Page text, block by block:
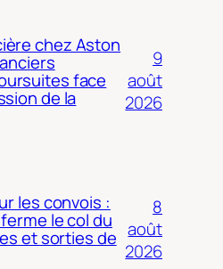
chez Aston
face
de la
9
août
2026
les convois :
le col du
et sorties de
8
août
2026